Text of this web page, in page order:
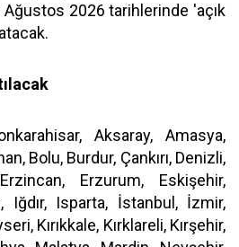
2026 tarihlerinde 'açık
Aksaray, Amasya,
Bolu, Burdur, Çankırı, Denizli,
Erzurum, Eskişehir,
Iğdır, Isparta, İstanbul, İzmir,
Kırıkkale, Kırklareli, Kırşehir,